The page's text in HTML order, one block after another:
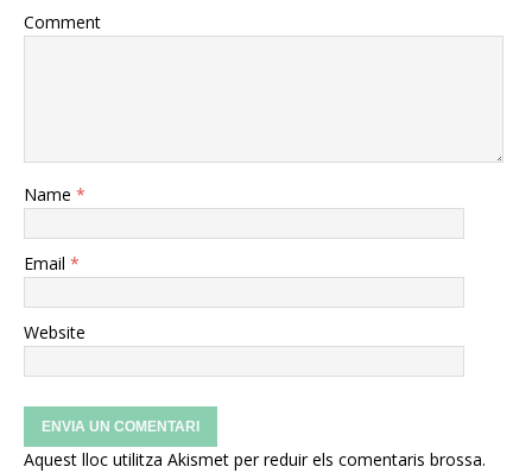
Comment
Name *
Email *
Website
Aquest lloc utilitza Akismet per reduir els comentaris brossa.